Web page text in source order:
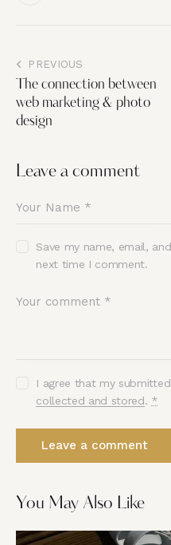
PREVIOUS
The connection between
web marketing & photo
design
Leave a comment
Save my name, email,
next time I comment.
I agree that my
collected and stored. *
You May Also Like